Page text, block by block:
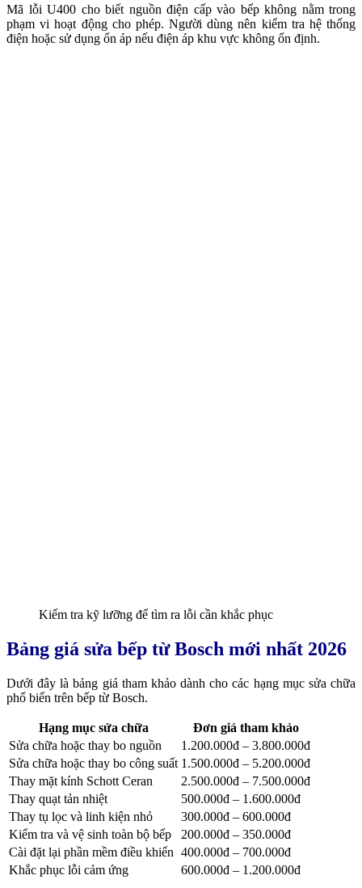
Mã lỗi U400 cho biết nguồn điện cấp vào bếp không nằm trong
phạm vi hoạt động cho phép. Người dùng nên kiểm tra hệ thống
điện hoặc sử dụng ổn áp nếu điện áp khu vực không ổn định.
Kiểm tra kỹ lưỡng để tìm ra lỗi cần khắc phục
Bảng giá sửa bếp từ Bosch mới nhất 2026
Dưới đây là bảng giá tham khảo dành cho các hạng mục sửa chữa
phổ biến trên bếp từ Bosch.
Hạng mục sửa chữa
Đơn giá tham khảo
Sửa chữa hoặc thay bo nguồn
1.200.000đ – 3.800.000đ
Sửa chữa hoặc thay bo công suất 1.500.000đ – 5.200.000đ
Thay mặt kính Schott Ceran
2.500.000đ – 7.500.000đ
Thay quạt tản nhiệt
500.000đ – 1.600.000đ
Thay tụ lọc và linh kiện nhỏ
300.000đ – 600.000đ
Kiểm tra và vệ sinh toàn bộ bếp
200.000đ – 350.000đ
Cài đặt lại phần mềm điều khiển 400.000đ – 700.000đ
Khắc phục lỗi cảm ứng
600.000đ – 1.200.000đ